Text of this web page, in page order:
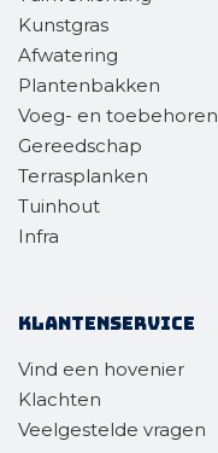
Kunstgras
Afwatering
Plantenbakken
Voeg- en toebehoren
Gereedschap
Terrasplanken
Tuinhout
Infra
Klantenservice
Vind een hovenier
Klachten
Veelgestelde vragen